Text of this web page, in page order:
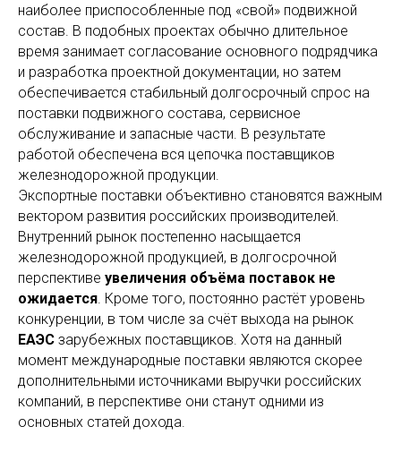
наиболее приспособленные под «свой» подвижной
состав. В подобных проектах обычно длительное
время занимает согласование основного подрядчика
и разработка проектной документации, но затем
обеспечивается стабильный долгосрочный спрос на
поставки подвижного состава, сервисное
обслуживание и запасные части. В результате
работой обеспечена вся цепочка поставщиков
железнодорожной продукции.
Экспортные поставки объективно становятся важным
вектором развития российских производителей.
Внутренний рынок постепенно насыщается
железнодорожной продукцией, в долгосрочной
перспективе увеличения объёма поставок не
ожидается. Кроме того, постоянно растёт уровень
конкуренции, в том числе за счёт выхода на рынок
ЕАЭС зарубежных поставщиков. Хотя на данный
момент международные поставки являются скорее
дополнительными источниками выручки российских
компаний, в перспективе они станут одними из
основных статей дохода.